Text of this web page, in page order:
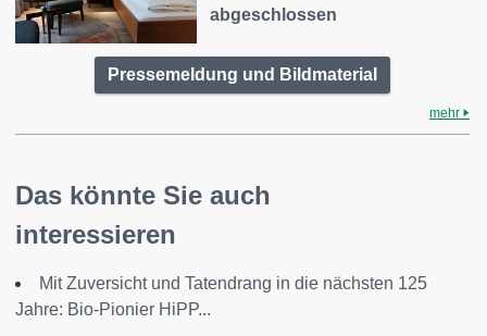
abgeschlossen
Pressemeldung und Bildmaterial
mehr
Das könnte Sie auch
interessieren
Mit Zuversicht und Tatendrang in die nächsten 125
Jahre: Bio-Pionier HiPP...